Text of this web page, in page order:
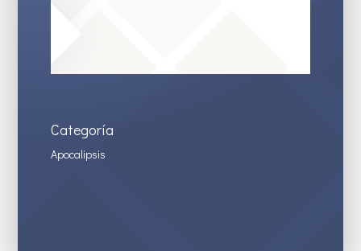
Categoría
Apocalipsis